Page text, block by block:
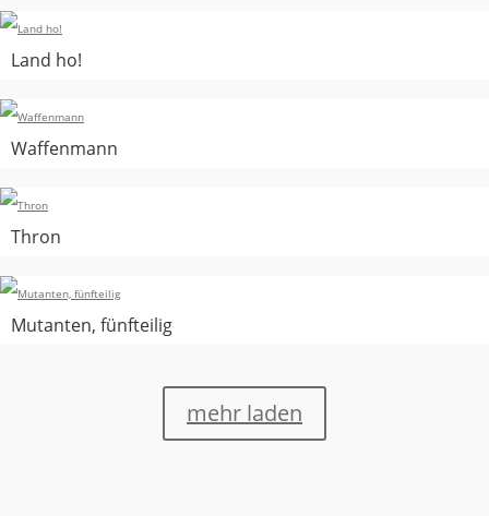
Land ho!
Waffenmann
Thron
Mutanten, fünfteilig
mehr laden